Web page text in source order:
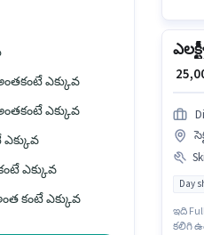
ఎక్కువ
ఎక్కువ
ఎక్కువ
కంటే ఎక్కువ
₹
Day
ఇది
కలిగి